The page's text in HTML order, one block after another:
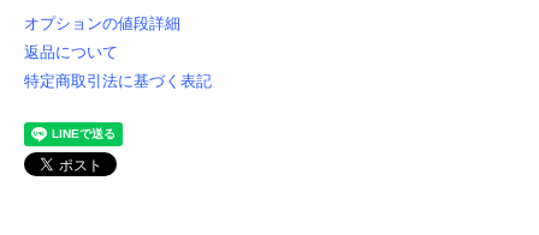
オプションの値段詳細
返品について
特定商取引法に基づく表記